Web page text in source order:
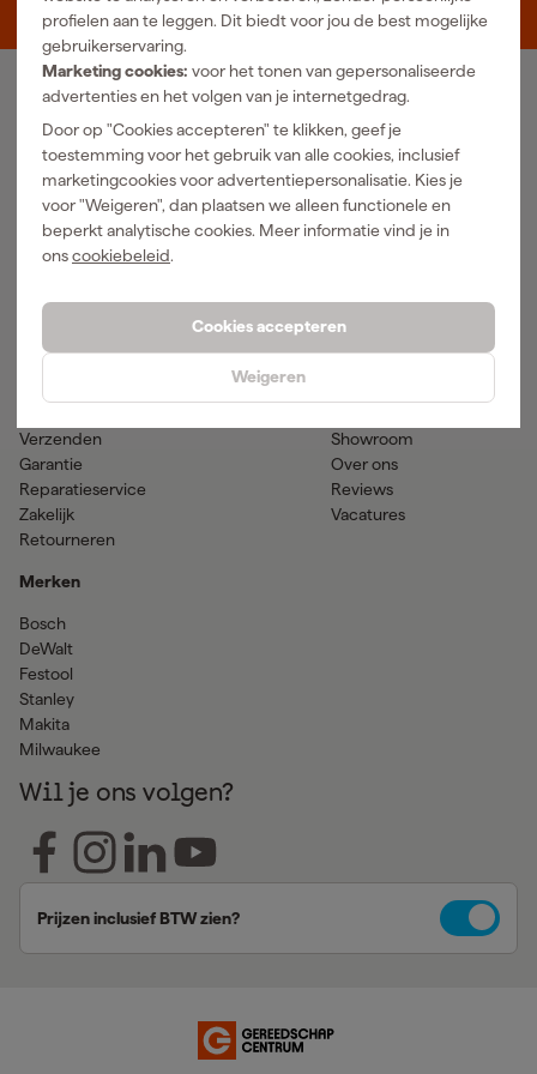
profielen aan te leggen. Dit biedt voor jou de best mogelijke
gebruikerservaring.
Marketing cookies: voor het tonen van gepersonaliseerde
advertenties en het volgen van je internetgedrag.
Door op "Cookies accepteren" te klikken, geef je
toestemming voor het gebruik van alle cookies, inclusief
marketingcookies voor advertentiepersonalisatie. Kies je
voor "Weigeren", dan plaatsen we alleen functionele en
beperkt analytische cookies. Meer informatie vind je in
onscookiebeleid.
Cookies accepteren
Weigeren
Luchtgereedschap
Elektra
Reiniging
Klimaatbeheersing
Bevestigingsmateriaal
Transport en werkplaats
Handgereedschap
Meetgereedschap
Elektrisch gereedschap
Accu gereedschap
Verf & verfbenodigdheden
Hulp & contact
Verzenden
Garantie
Reparatieservice
Zakelijk
Retourneren
Merken
Bosch
DeWalt
Festool
Stanley
Makita
Milwaukee
Gereedschapcentrum
Showroom
Over ons
Reviews
Vacatures
Wil je ons volgen?
Prijzen inclusief BTW zien?